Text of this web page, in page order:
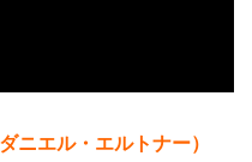
ニエル・エルトナー）